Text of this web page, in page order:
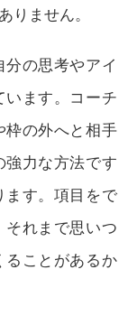
りません。
の思考やアイ
います。コーチ
枠の外へと相手
強力な方法です
ます。項目をで
それまで思いつ
ることがあるか